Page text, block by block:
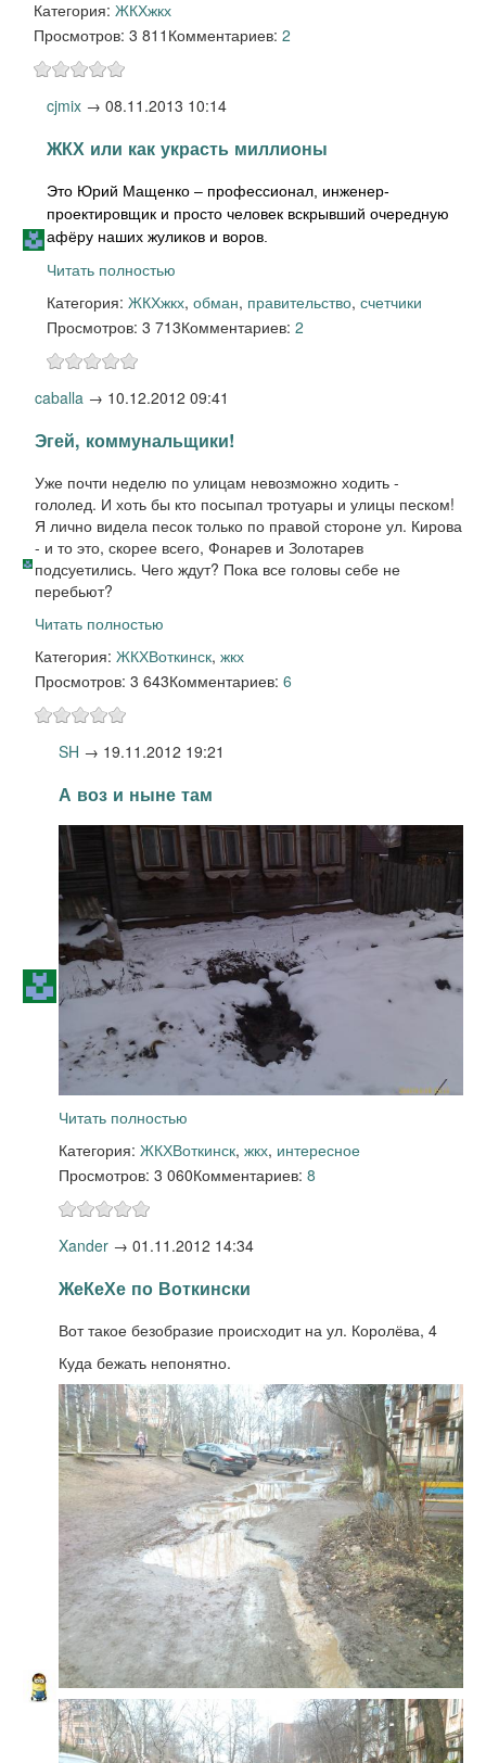
Категория: ЖКХжкх
Просмотров: 3 811 Комментариев: 2
cjmix → 08.11.2013 10:14
ЖКХ или как украсть миллионы
Это Юрий Мащенко – профессионал, инженер-
проектировщик и просто человек вскрывший очередную
афёру наших жуликов и воров.
Читать полностью
Категория: ЖКХжкх, обман, правительство, счетчики
Просмотров: 3 713Комментариев: 2
caballa → 10.12.2012 09:41
Эгей, коммунальщики!
Уже почти неделю по улицам невозможно ходить -
гололед. И хоть бы кто посыпал тротуары и улицы песком!
Я лично видела песок только по правой стороне ул. Кирова
- и то это, скорее всего, Фонарев и Золотарев
подсуетились. Чего ждут? Пока все головы себе не
перебьют?
Читать полностью
Категория: ЖКХВоткинск, жкх
Просмотров: 3 643Комментариев: 6
SH → 19.11.2012 19:21
А воз и ныне там
Читать полностью
Категория: ЖКХВоткинск, жкх, интересное
Просмотров: 3 060Комментариев: 8
Xander → 01.11.2012 14:34
ЖеКеХе по Воткински
Вот такое безобразие происходит на ул. Королёва, 4
Куда бежать непонятно.